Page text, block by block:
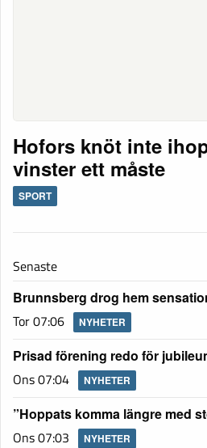
Hofors knöt inte
vinster ett måste
SPORT
Senaste
Brunnsberg drog hem
Tor 07:06 NYHETER
Prisad förening redo för
Ons 07:04 NYHETER
”Hoppats komma längre med
Ons 07:03 NYHETER